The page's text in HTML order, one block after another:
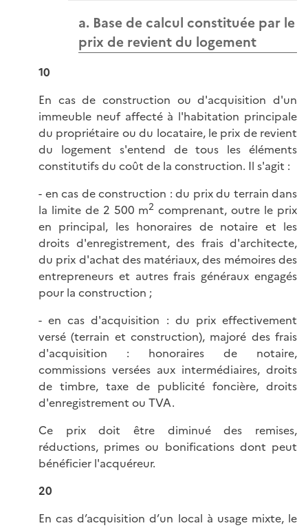
a. Base de calcul constituée par le
prix de revient du logement
10
En cas de construction ou d'acquisition d'un
immeuble neuf affecté à l'habitation principale
du propriétaire ou du locataire, le prix de revient
du logement s'entend de tous les éléments
constitutifs du coût de la construction. Il s'agit :
- en cas de construction : du prix du terrain dans
la limite de 2 500 m2 comprenant, outre le prix
en principal, les honoraires de notaire et les
droits d'enregistrement, des frais d'architecte,
du prix d'achat des matériaux, des mémoires des
entrepreneurs et autres frais généraux engagés
pour la construction ;
- en cas d'acquisition : du prix effectivement
versé (terrain et construction), majoré des frais
d'acquisition : honoraires de notaire,
commissions versées aux intermédiaires, droits
de timbre, taxe de publicité foncière, droits
d'enregistrement ou TVA.
Ce prix doit être diminué des remises,
réductions, primes ou bonifications dont peut
bénéficier l'acquéreur.
20
En cas d’acquisition d’un local à usage mixte, le